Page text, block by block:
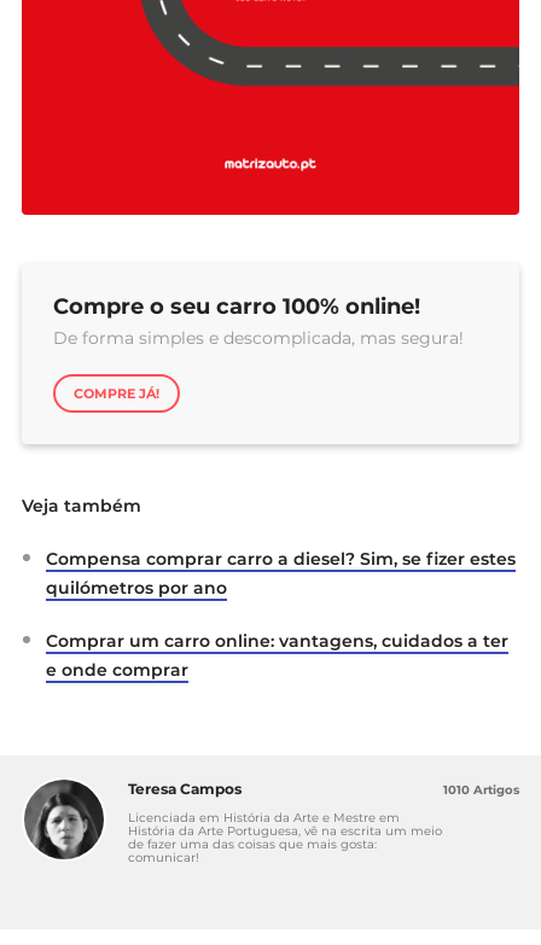
Compre o seu carro 100% online!
De forma simples e descomplicada, mas segura!
COMPRE JÁ!
Veja também
Compensa comprar carro a diesel? Sim, se fizer estes
quilómetros por ano
Comprar um carro online: vantagens, cuidados a ter
e onde comprar
Teresa Campos
Licenciada em História da Arte e Mestre em
História da Arte Portuguesa, vê na escrita um meio
de fazer uma das coisas que mais gosta:
comunicar!
1010 Artigos